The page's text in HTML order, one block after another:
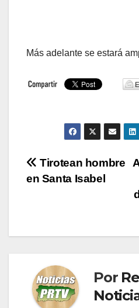
Más adelante se estará
Navegación
Tirotean hombre
en Santa Isabel
Por